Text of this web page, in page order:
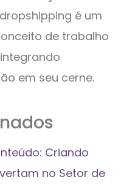
é um
de trabalho
em seu cerne.
Criando
no Setor de